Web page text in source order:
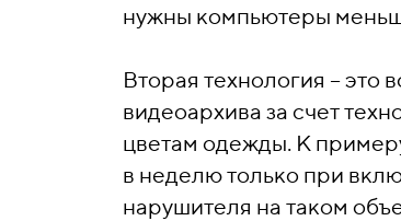
нужны компьютеры
Вторая технология – это
видеоархива за счет
цветам одежды. К
в неделю только при
нарушителя на таком